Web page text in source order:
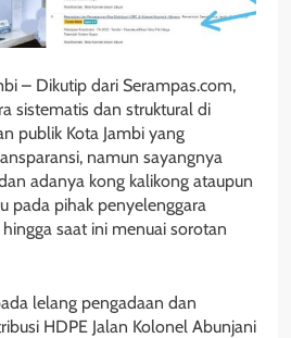
– Dikutip dari Serampas.com,
sistematis dan struktural di
publik Kota Jambi yang
namun sayangnya
adanya kong kalikong ataupun
pada pihak penyelenggara
saat ini menuai sorotan
lelang pengadaan dan
HDPE Jalan Kolonel Abunjani